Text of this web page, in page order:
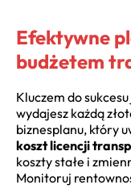
Efektywne
budżetem
Kluczem do
wydajesz każdą
biznesplanu, który
koszt licencji
koszty stałe i
Monitoruj